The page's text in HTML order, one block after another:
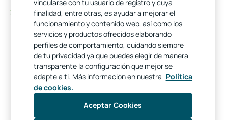
Busca y compara. Otra manera para rentabilizar la
economía es buscar y comparar, pese a que supone
una considerable inversión de tiempo, la competencia
entre los comercios es mayor después de las
vacaciones, así que no será difícil encontrar productos
con unos precios ajustados. Existen, por ejemplo,
comparadores de precios de venta de libros de texto
que pueden facilitarte un ahorro interesante
simplemente a "golpe de clic".
vincularse con tu usuario de registro y cuya
finalidad, entre otras, es ayudar a mejorar el
funcionamiento y contenido web, así como los
servicios y productos ofrecidos elaborando
perfiles de comportamiento, cuidando siempre
de tu privacidad ya que puedes elegir de manera
transparente la configuración que mejor se
adapte a ti. Más información en nuestra Política
de cookies.
Aceptar Cookies